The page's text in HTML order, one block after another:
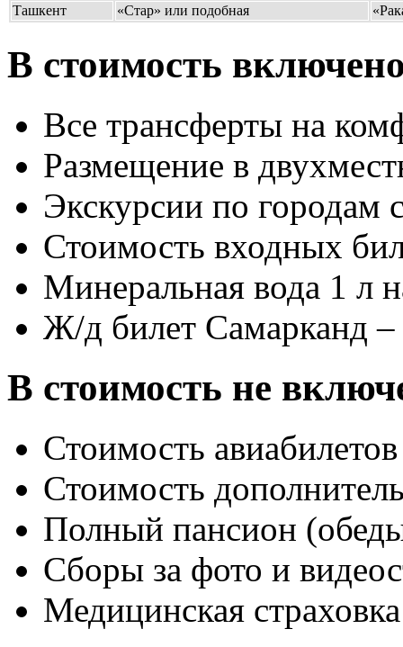
Ташкент
«Стар» или подобная
В стоимость
Все трансферты на
Размещение в
Экскурсии по городам
Стоимость входных
Минеральная вода 1 л
Ж/д билет Самарканд
В стоимость не
Стоимость
Стоимость
Полный пансион
Cборы за фото и
Медицинская